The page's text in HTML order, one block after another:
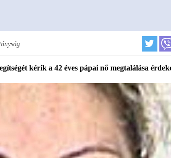
kérik a 42 éves pápai nő megtalálása